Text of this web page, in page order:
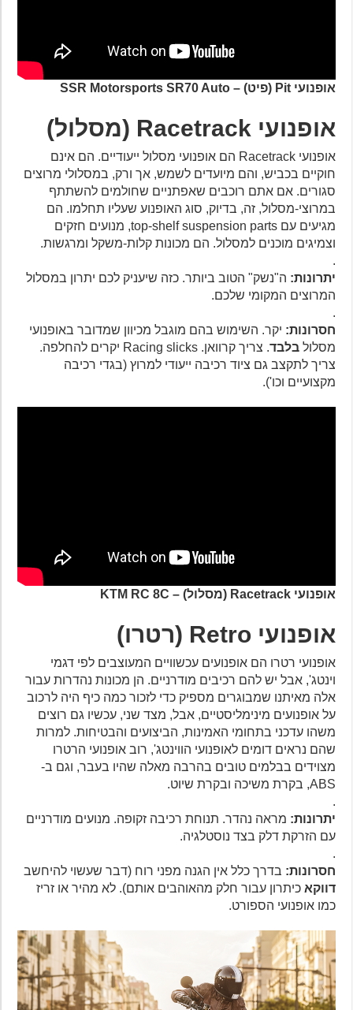
אופנועי Pit (פיט) – SSR Motorsports SR70 Auto
אופנועיRacetrack(מסלול)
אופנועי Racetrack הם אופנועי מסלול ייעודיים. הם אינם
חוקיים בכביש, והם מיועדים לשמש, אך ורק, במסלולי מרוצים
סגורים. אם אתם רוכבים שאפתניים שחולמים להשתתף
במרוצי-מסלול, זה, בדיוק, סוג האופנוע שעליו תחלמו. הם
מגיעים עם top-shelf suspension parts, מנועים חזקים
וצמיגים מוכנים למסלול. הם מכונות קלות-משקל ומרגשות.
יתרונות:ה"נשק" הטוב ביותר. כזה שיעניק לכם יתרון במסלול
המרוצים המקומי שלכם.
חסרונות:יקר. השימוש בהם מוגבל מכיוון שמדובר באופנועי
מסלולבלבד
. צריך קרוואן. Racing slicks יקרים להחלפה.
צריך לתקצב גם ציוד רכיבה ייעודי למרוץ (בגדי רכיבה
מקצועיים וכו').
אופנועי Racetrack (מסלול) – KTM RC 8C
אופנועי Retro (רטרו)
אופנועי רטרו הם אופנועים עכשוויים המעוצבים לפי דגמי
וינטג', אבל יש להם רכיבים מודרניים. הן מכונות נהדרות עבור
אלה מאיתנו שמבוגרים מספיק כדי לזכור כמה כיף היה לרכוב
על אופנועים מינימליסטיים, אבל, מצד שני, עכשיו גם רוצים
משהו עדכני בתחומי האמינות, הביצועים והבטיחות. למרות
שהם נראים דומים לאופנועי הווינטג', רוב אופנועי הרטרו
מצוידים בבלמים טובים בהרבה מאלה שהיו בעבר, וגם ב-
ABS, בקרת משיכה ובקרת שיוט.
יתרונות:מראה נהדר. תנוחת רכיבה זקופה. מנועים מודרניים
עם הזרקת דלק בצד נוסטלגיה.
חסרונות:בדרך כלל אין הגנה מפני רוח (דבר שעשוי להיחשב
דווקאכיתרון עבור חלק מהאוהבים אותם). לא מהיר או זריז
כמו אופנועי הספורט.